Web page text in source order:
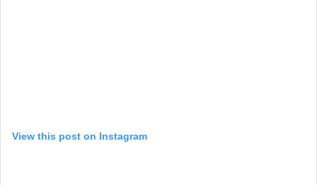
View this post on Instagram